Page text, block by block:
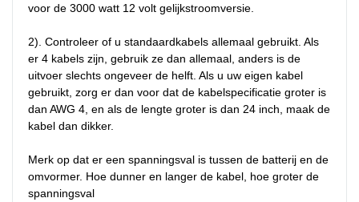
voor de 3000 watt 12 volt gelijkstroomversie.
2). Controleer of u standaardkabels allemaal gebruikt. Als
er 4 kabels zijn, gebruik ze dan allemaal, anders is de
uitvoer slechts ongeveer de helft. Als u uw eigen kabel
gebruikt, zorg er dan voor dat de kabelspecificatie groter is
dan AWG 4, en als de lengte groter is dan 24 inch, maak de
kabel dan dikker.
Merk op dat er een spanningsval is tussen de batterij en de
omvormer. Hoe dunner en langer de kabel, hoe groter de
spanningsval